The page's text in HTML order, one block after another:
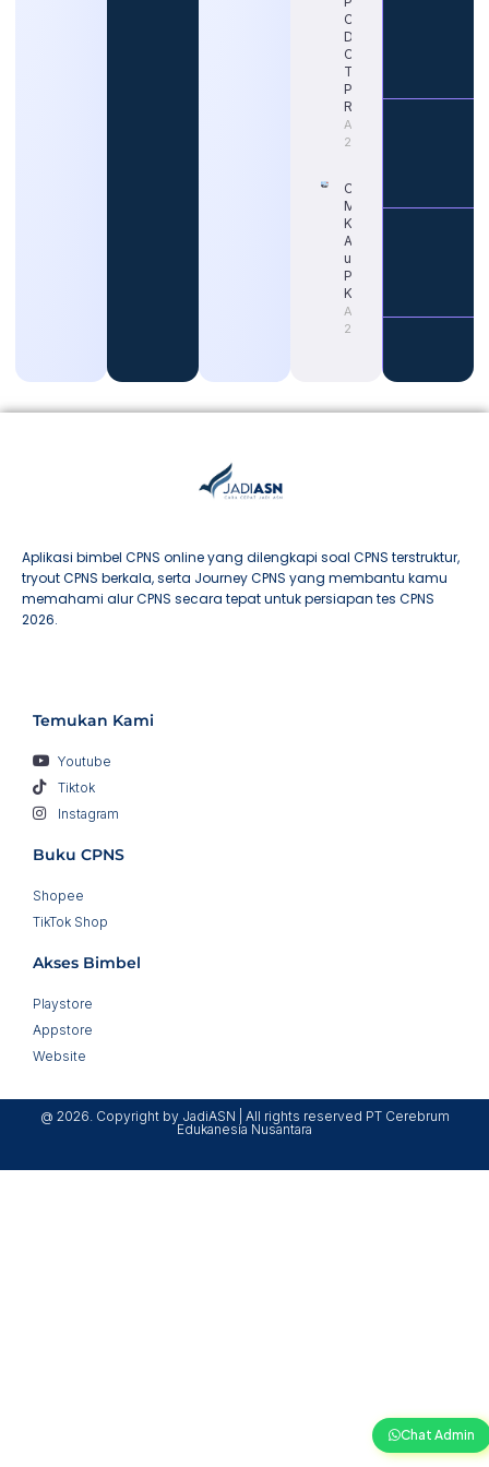
CPNS 2026
Dimulai?
Cek Jadwal
Terbaru dan
Portal
Resminya
August 5,
2026
Cara Tepat
Mengetahui
Kapan Gaji
ASN Naik
untuk
Persiapan
Karier
August 4,
2026
Aplikasi bimbel CPNS online yang dilengkapi soal CPNS terstruktur,
tryout CPNS berkala, serta Journey CPNS yang membantu kamu
memahami alur CPNS secara tepat untuk persiapan tes CPNS
2026.
Temukan Kami
Youtube
Tiktok
Instagram
Buku CPNS
Shopee
TikTok Shop
Akses Bimbel
Playstore
Appstore
Website
@ 2026. Copyright by JadiASN | All rights reserved PT Cerebrum
Edukanesia Nusantara
Chat Admin